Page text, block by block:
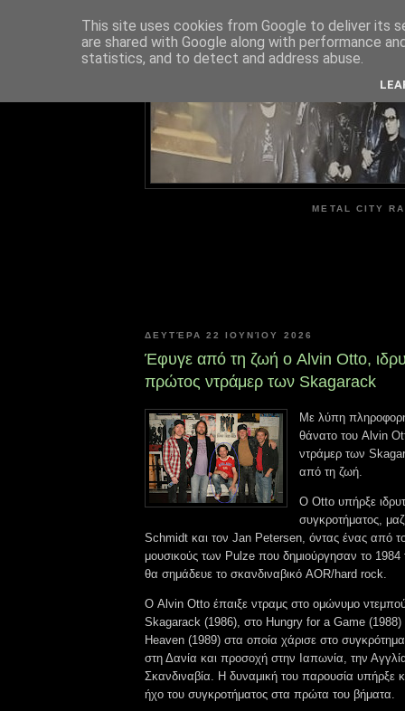
METAL CITY
ΔΕΥΤΈΡΑ 22 ΙΟΥΝΊΟΥ 2026
Έφυγε από τη ζωή ο Alvin Otto,
πρώτος ντράμερ των Skagarack
Με λύπη
θάνατο του Alvin
ντράμερ των
από τη ζωή.
Ο Otto υπήρξε
συγκροτήματος,
Schmidt και τον Jan Petersen, όντας ένας από
μουσικούς των Pulze που δημιούργησαν το
θα σημάδευε το σκανδιναβικό AOR/hard rock.
Ο Alvin Otto έπαιξε ντραμς στο ομώνυμο
Skagarack (1986), στο Hungry for a Game (1988)
Heaven (1989) στα οποία χάρισε στο
στη Δανία και προσοχή στην Ιαπωνία, την
Σκανδιναβία. Η δυναμική του παρουσία υπήρξε
ήχο του συγκροτήματος στα πρώτα του βήματα.
This site uses cookies from Google to deliver its
are shared with Google along with performance
statistics, and to detect and address abuse.